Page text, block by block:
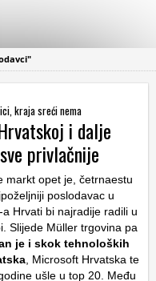
kraja sreći nema
i dalje
privlačnije
markt opet je, četrnaestu
poslodavac u
Hrvati bi najradije radili u
Slijede Müller trgovina pa
je i skok tehnoloških
, Microsoft Hrvatska te
ušle u top 20. Među